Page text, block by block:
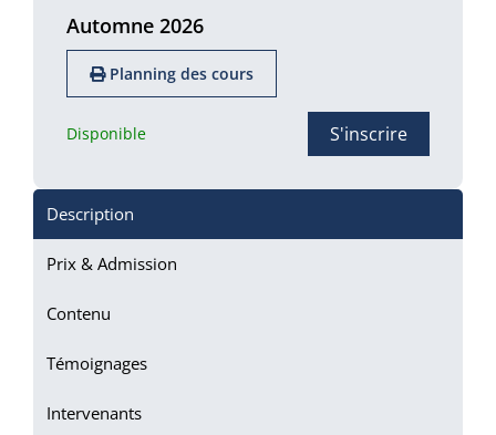
Description
Prix & Admission
Contenu
Témoignages
Intervenants
Automne 2026
Planning des cours
Disponible S'inscrire